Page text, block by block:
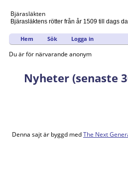
Bjärasläkten
Bjärasläktens rötter från år 1509 till dags
Hem Sök Logga in
Du är för närvarande anonym
Nyheter (senaste
Denna sajt är byggd medThe Next